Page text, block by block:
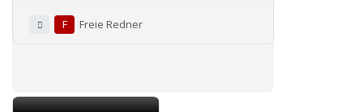
F Freie Redner